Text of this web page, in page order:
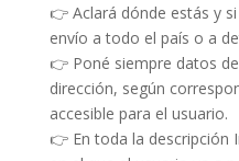
👉 Aclará dónde estás y
envío a todo el país o a
👉 Poné siempre datos
dirección, según
accesible para el usuario.
👉 En toda la descripción